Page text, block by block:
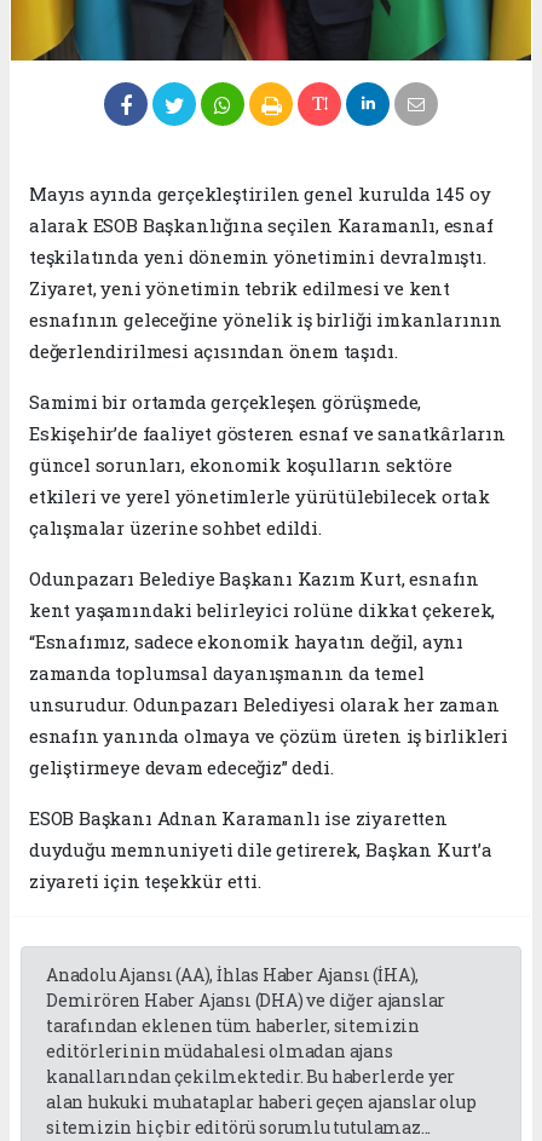
Mayıs ayında gerçekleştirilen genel kurulda 145 oy
alarak ESOB Başkanlığına seçilen Karamanlı, esnaf
teşkilatında yeni dönemin yönetimini devralmıştı.
Ziyaret, yeni yönetimin tebrik edilmesi ve kent
esnafının geleceğine yönelik iş birliği imkanlarının
değerlendirilmesi açısından önem taşıdı.
Samimi bir ortamda gerçekleşen görüşmede,
Eskişehir’de faaliyet gösteren esnaf ve sanatkârların
güncel sorunları, ekonomik koşulların sektöre
etkileri ve yerel yönetimlerle yürütülebilecek ortak
çalışmalar üzerine sohbet edildi.
Odunpazarı Belediye Başkanı Kazım Kurt, esnafın
kent yaşamındaki belirleyici rolüne dikkat çekerek,
“Esnafımız, sadece ekonomik hayatın değil, aynı
zamanda toplumsal dayanışmanın da temel
unsurudur. Odunpazarı Belediyesi olarak her zaman
esnafın yanında olmaya ve çözüm üreten iş birlikleri
geliştirmeye devam edeceğiz” dedi.
ESOB Başkanı Adnan Karamanlı ise ziyaretten
duyduğu memnuniyeti dile getirerek, Başkan Kurt’a
ziyareti için teşekkür etti.
Anadolu Ajansı (AA), İhlas Haber Ajansı (İHA),
Demirören Haber Ajansı (DHA) ve diğer ajanslar
tarafından eklenen tüm haberler, sitemizin
editörlerinin müdahalesi olmadan ajans
kanallarından çekilmektedir. Bu haberlerde yer
alan hukuki muhataplar haberi geçen ajanslar olup
sitemizin hiç bir editörü sorumlu tutulamaz...